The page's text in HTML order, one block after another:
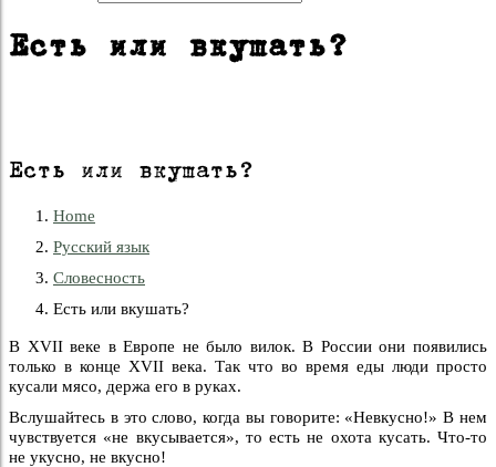
Есть или вкушать?
Есть или вкушать?
Home
Русский язык
Словесность
Есть или вкушать?
В XVII веке в Европе не было вилок. В России они появились
только в конце XVII века. Так что во время еды люди просто
кусали мясо, держа его в руках.
Вслушайтесь в это слово, когда вы говорите: «Невкусно!» В нем
чувствуется «не вкусывается», то есть не охота кусать. Что-то
не укусно, не вкусно!